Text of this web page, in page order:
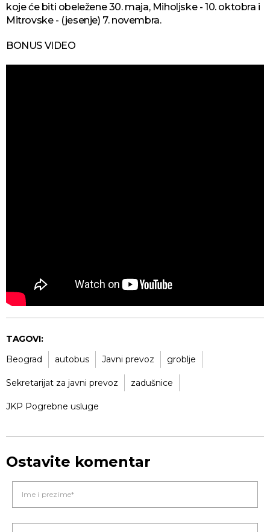
koje će biti obeležene 30. maja, Miholjske - 10. oktobra i
Mitrovske - (jesenje) 7. novembra.
BONUS VIDEO
TAGOVI:
Beograd
autobus Javni prevoz groblje
Sekretarijat za javni prevoz zadušnice
JKP Pogrebne usluge
Ostavite komentar